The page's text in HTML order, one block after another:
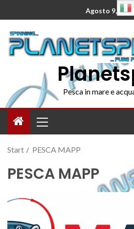
Agosto 9, 2026
Pesca in mare e
Start PESCA MAPP
PESCA MAPP